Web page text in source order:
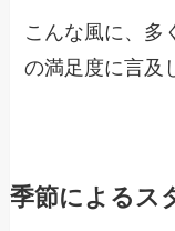
こんな風に、多
の満足度に言及
季節によるス